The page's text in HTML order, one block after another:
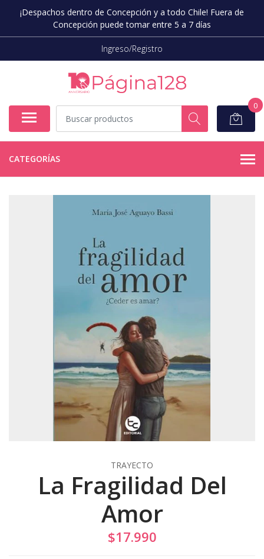
¡Despachos dentro de Concepción y a todo Chile! Fuera de
Concepción puede tomar entre 5 a 7 días
Ingreso/Registro
0
CATEGORÍAS
TRAYECTO
La Fragilidad Del
Amor
$17.990